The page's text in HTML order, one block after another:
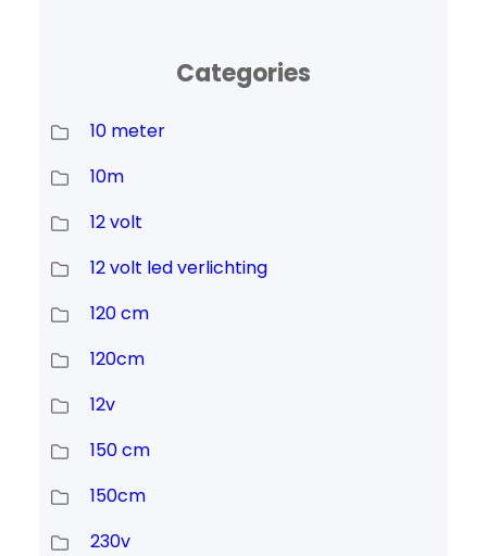
Categories
10 meter
10m
12 volt
12 volt led verlichting
120 cm
120cm
12v
150 cm
150cm
230v